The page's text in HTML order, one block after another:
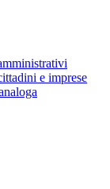
e imprese